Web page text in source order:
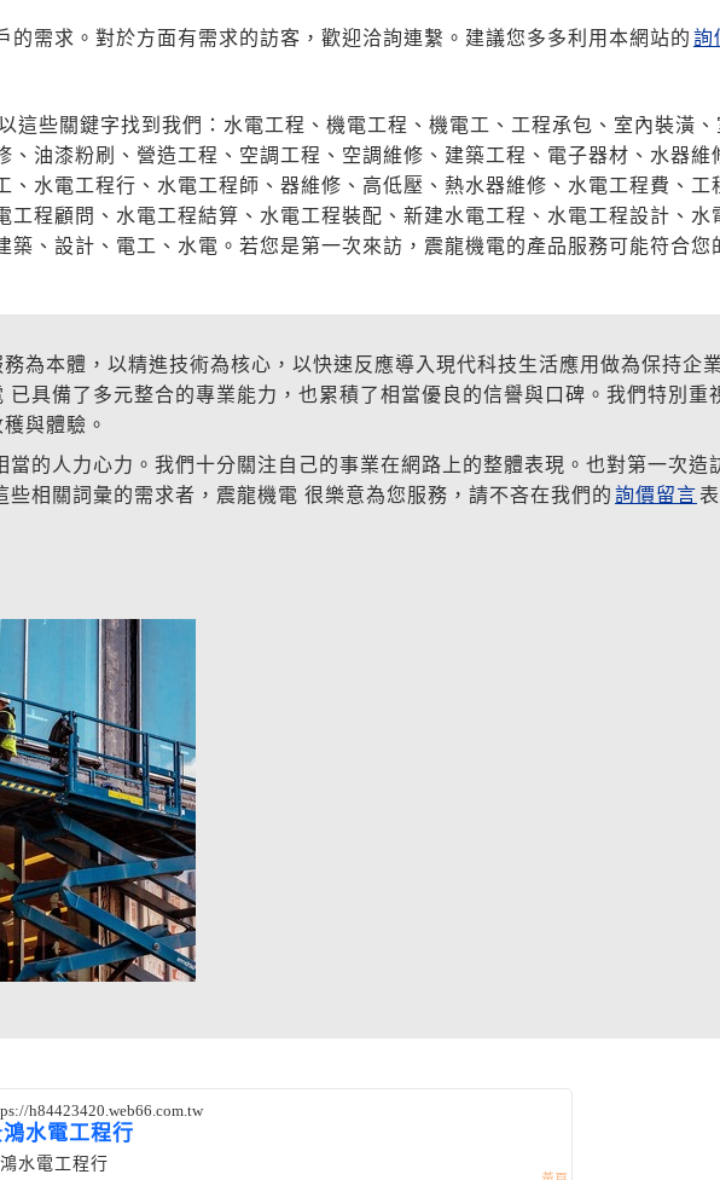
需求。對於方面有需求的訪客，歡迎洽詢連繫。建議您多多利用本網站的 詢
這些關鍵字找到我們：水電工程、機電工程、機電工、工程承包、室內裝潢
油漆粉刷、營造工程、空調工程、空調維修、建築工程、電子器材、水器
水電工程行、水電工程師、器維修、高低壓、熱水器維修、水電工程費、
程顧問、水電工程結算、水電工程裝配、新建水電工程、水電工程設計、
、設計、電工、水電。若您是第一次來訪，震龍機電的產品服務可能符合
為本體，以精進技術為核心，以快速反應導入現代科技生活應用做為保持企
具備了多元整合的專業能力，也累積了相當優良的信譽與口碑。我們特別重
與體驗。
的人力心力。我們十分關注自己的事業在網路上的整體表現。也對第一次造
相關詞彙的需求者，震龍機電 很樂意為您服務，請不吝在我們的 詢價留言
h84423420.web66.com.tw
水電工程行
水電工程行